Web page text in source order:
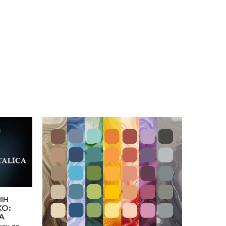
omogoča idealne pogoje za
naravno zdravo rast in
razvoj rastlin, dober
pridelek in lep videz rastlin.